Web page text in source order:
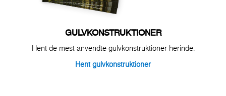
GULVKONSTRUKTIONER
Hent de mest anvendte gulvkonstruktioner herinde.
Hent gulvkonstruktioner